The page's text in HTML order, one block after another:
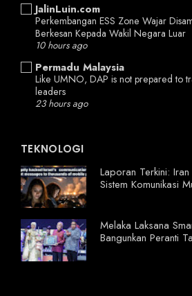
JalinLuin.com
Perkembangan ESS Zone Wajar
Berkesan Kepada Wakil Negara Luar
10 hours ago
Permadu Malaysia
Like UMNO, DAP is not prepared to
leaders
23 hours ago
TEKNOLOGI
Laporan Terkini:
Sistem Komunikasi
Melaka Laksana
Bangunkan Peranti